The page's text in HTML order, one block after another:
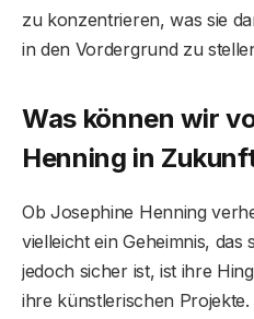
zu konzentrieren, was sie
in den Vordergrund zu
Was können wir
Henning in
Ob Josephine Henning
vielleicht ein Geheimnis,
jedoch sicher ist, ist ihre
ihre künstlerischen